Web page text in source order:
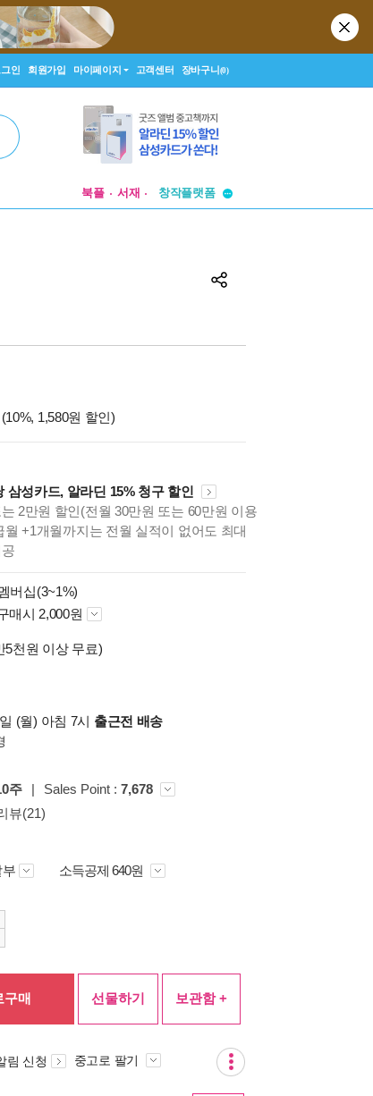
그인 회원가입 마이페이지 고객센터 장바구니(0)
북플 서재
창작플랫폼
1,580원 할인)
삼성카드, 알라딘 15% 청구 할인
2만원 할인(전월 30만원 또는 60만원 이용
월 +1개월까지는 전월 실적이 없어도 최대
버십(3~1%)
매시 2,000원
5천원 이상 무료)
(월) 아침 7시 출근전 배송
주 | Sales Point : 7,678
뷰(21)
부 소득공제 640원
구매 선물하기 보관함 +
림 신청 중고로 팔기